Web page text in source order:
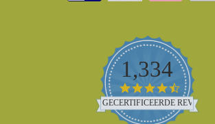
1,334
4.5
star
rating
GECERTIFICEERDE REVIEWS